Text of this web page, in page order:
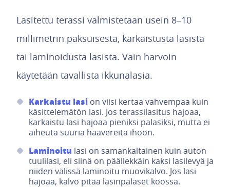
Lasitettu terassi valmistetaan usein 8–10
millimetrin paksuisesta, karkaistusta lasista
tai laminoidusta lasista. Vain harvoin
käytetään tavallista ikkunalasia.
Karkaistu lasi on viisi kertaa vahvempaa kuin
käsittelemätön lasi. Jos terassilasitus hajoaa,
karkaistu lasi hajoaa pieniksi palasiksi, mutta ei
aiheuta suuria haavereita ihoon.
Laminoitu lasi on samankaltainen kuin auton
tuulilasi, eli siinä on päällekkäin kaksi lasilevyä ja
niiden välissä laminoitu muovikalvo. Jos lasi
hajoaa, kalvo pitää lasinpalaset koossa.